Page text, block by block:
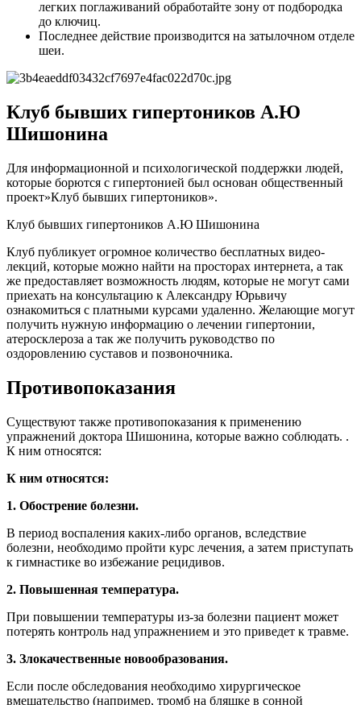
легких поглаживаний обработайте зону от подбородка
до ключиц.
Последнее действие производится на затылочном отделе
шеи.
Клуб бывших гипертоников А.Ю
Шишонина
Для информационной и психологической поддержки людей,
которые борются с гипертонией был основан общественный
проект»Клуб бывших гипертоников».
Клуб бывших гипертоников А.Ю Шишонина
Клуб публикует огромное количество бесплатных видео-
лекций, которые можно найти на просторах интернета, а так
же предоставляет возможность людям, которые не могут сами
приехать на консультацию к Александру Юрьвичу
ознакомиться с платными курсами удаленно. Желающие могут
получить нужную информацию о лечении гипертонии,
атеросклероза а так же получить руководство по
оздоровлению суставов и позвоночника.
Противопоказания
Существуют также противопоказания к применению
упражнений доктора Шишонина, которые важно соблюдать. .
К ним относятся:
К ним относятся:
1. Обострение болезни.
В период воспаления каких-либо органов, вследствие
болезни, необходимо пройти курс лечения, а затем приступать
к гимнастике во избежание рецидивов.
2. Повышенная температура.
При повышении температуры из-за болезни пациент может
потерять контроль над упражнением и это приведет к травме.
3. Злокачественные новообразования.
Если после обследования необходимо хирургическое
вмешательство (например, тромб на бляшке в сонной